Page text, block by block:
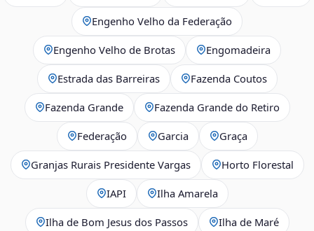
Engenho Velho da Federação
Engenho Velho de Brotas Engomadeira
Estrada das Barreiras Fazenda Coutos
Fazenda Grande Fazenda Grande do Retiro
Federação Garcia Graça
Granjas Rurais Presidente Vargas Horto Florestal
IAPI Ilha Amarela
Ilha de Bom Jesus dos Passos Ilha de Maré